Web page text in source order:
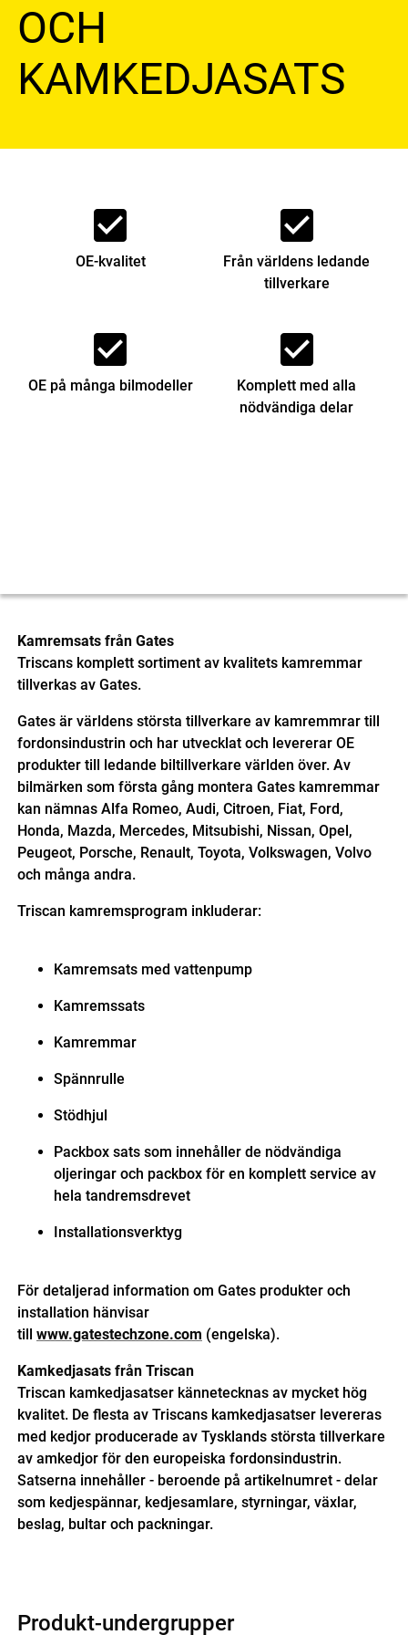
OCH
KAMKEDJASATS
check_box
OE-kvalitet
check_box
Från världens ledande
tillverkare
check_box
OE på många bilmodeller
check_box
Komplett med alla
nödvändiga delar
Kamremsats från Gates
Triscans komplett sortiment av kvalitets kamremmar
tillverkas av Gates.
Gates är världens största tillverkare av kamremmrar till
fordonsindustrin och har utvecklat och levererar OE
produkter till ledande biltillverkare världen över. Av
bilmärken som första gång montera Gates kamremmar
kan nämnas Alfa Romeo, Audi, Citroen, Fiat, Ford,
Honda, Mazda, Mercedes, Mitsubishi, Nissan, Opel,
Peugeot, Porsche, Renault, Toyota, Volkswagen, Volvo
och många andra.
Triscan kamremsprogram inkluderar:
Kamremsats med vattenpump
Kamremssats
Kamremmar
Spännrulle
Stödhjul
Packbox sats som innehåller de nödvändiga
oljeringar och packbox för en komplett service av
hela tandremsdrevet
Installationsverktyg
För detaljerad information om Gates produkter och
installation hänvisar
till www.gatestechzone.com (engelska).
Kamkedjasats från Triscan
Triscan kamkedjasatser kännetecknas av mycket hög
kvalitet. De flesta av Triscans kamkedjasatser levereras
med kedjor producerade av Tysklands största tillverkare
av amkedjor för den europeiska fordonsindustrin.
Satserna innehåller - beroende på artikelnumret - delar
som kedjespännar, kedjesamlare, styrningar, växlar,
beslag, bultar och packningar.
Produkt-undergrupper